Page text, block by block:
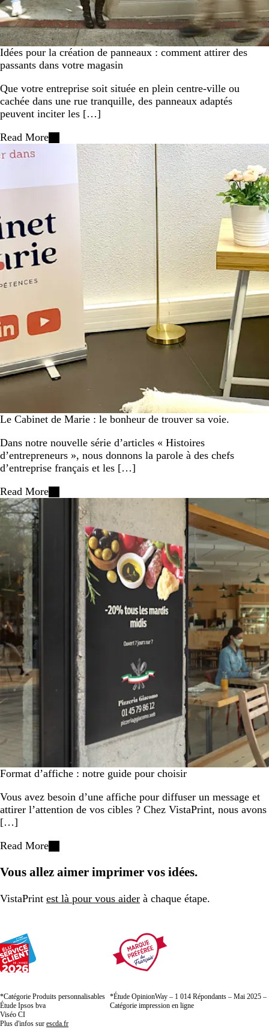
Idées pour la création de panneaux : comment attirer des
passants dans votre magasin
Que votre entreprise soit située en plein centre-ville ou
cachée dans une rue tranquille, des panneaux adaptés
peuvent inciter les […]
Read More
Le Cabinet de Marie : le bonheur de trouver sa voie.
Dans notre nouvelle série d’articles « Histoires
d’entrepreneurs », nous donnons la parole à des chefs
d’entreprise français et les […]
Read More
Format d’affiche : notre guide pour choisir
Vous avez besoin d’une affiche pour diffuser un message et
attirer l’attention de vos cibles ? Chez VistaPrint, nous avons
[…]
Read More
Vous allez aimer imprimer vos idées.
VistaPrint est là pour vous aider à chaque étape.
*Catégorie Produits personnalisables
Étude Ipsos bva
Viséo CI
Plus d'infos sur escda.fr
*Étude OpinionWay – 1 014 Répondants – Mai 2025 –
Catégorie impression en ligne